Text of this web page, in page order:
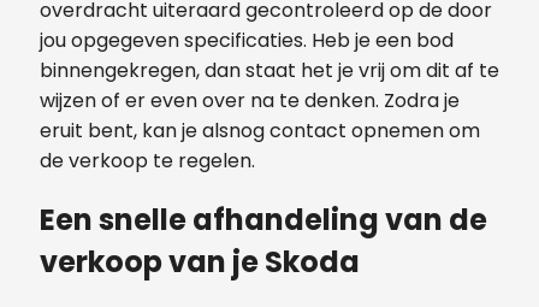
overdracht uiteraard gecontroleerd op de door
jou opgegeven specificaties. Heb je een bod
binnengekregen, dan staat het je vrij om dit af te
wijzen of er even over na te denken. Zodra je
eruit bent, kan je alsnog contact opnemen om
de verkoop te regelen.
Een snelle afhandeling van de
verkoop van je Skoda